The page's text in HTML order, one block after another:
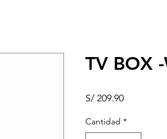
TV BOX
S/ 209.90Precio
Cantidad *